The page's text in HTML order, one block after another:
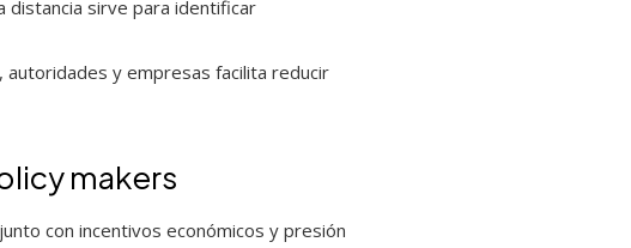
distancia sirve para identificar
autoridades y empresas facilita reducir
makers
con incentivos económicos y presión